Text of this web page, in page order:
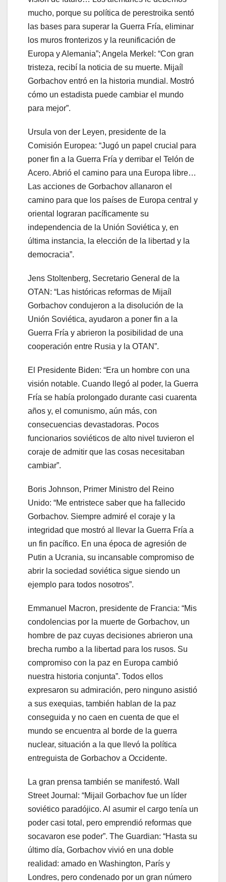
mucho, porque su política de perestroika sentó
las bases para superar la Guerra Fría, eliminar
los muros fronterizos y la reunificación de
Europa y Alemania”; Angela Merkel: “Con gran
tristeza, recibí la noticia de su muerte. Mijaíl
Gorbachov entró en la historia mundial. Mostró
cómo un estadista puede cambiar el mundo
para mejor”.
Ursula von der Leyen, presidente de la
Comisión Europea: “Jugó un papel crucial para
poner fin a la Guerra Fría y derribar el Telón de
Acero. Abrió el camino para una Europa libre…
Las acciones de Gorbachov allanaron el
camino para que los países de Europa central y
oriental lograran pacíficamente su
independencia de la Unión Soviética y, en
última instancia, la elección de la libertad y la
democracia”.
Jens Stoltenberg, Secretario General de la
OTAN: “Las históricas reformas de Mijaíl
Gorbachov condujeron a la disolución de la
Unión Soviética, ayudaron a poner fin a la
Guerra Fría y abrieron la posibilidad de una
cooperación entre Rusia y la OTAN”.
El Presidente Biden: “Era un hombre con una
visión notable. Cuando llegó al poder, la Guerra
Fría se había prolongado durante casi cuarenta
años y, el comunismo, aún más, con
consecuencias devastadoras. Pocos
funcionarios soviéticos de alto nivel tuvieron el
coraje de admitir que las cosas necesitaban
cambiar”.
Boris Johnson, Primer Ministro del Reino
Unido: “Me entristece saber que ha fallecido
Gorbachov. Siempre admiré el coraje y la
integridad que mostró al llevar la Guerra Fría a
un fin pacífico. En una época de agresión de
Putin a Ucrania, su incansable compromiso de
abrir la sociedad soviética sigue siendo un
ejemplo para todos nosotros”.
Emmanuel Macron, presidente de Francia: “Mis
condolencias por la muerte de Gorbachov, un
hombre de paz cuyas decisiones abrieron una
brecha rumbo a la libertad para los rusos. Su
compromiso con la paz en Europa cambió
nuestra historia conjunta”. Todos ellos
expresaron su admiración, pero ninguno asistió
a sus exequias, también hablan de la paz
conseguida y no caen en cuenta de que el
mundo se encuentra al borde de la guerra
nuclear, situación a la que llevó la política
entreguista de Gorbachov a Occidente.
La gran prensa también se manifestó. Wall
Street Journal: “Mijail Gorbachov fue un líder
soviético paradójico. Al asumir el cargo tenía un
poder casi total, pero emprendió reformas que
socavaron ese poder”. The Guardian: “Hasta su
último día, Gorbachov vivió en una doble
realidad: amado en Washington, París y
Londres, pero condenado por un gran número